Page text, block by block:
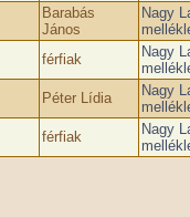
Barabás
János
Nagy
férfiak
Nagy
Péter Lídia
Nagy
férfiak
Nagy